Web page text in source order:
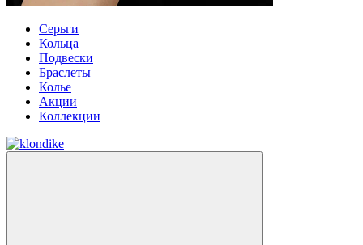
Серьги
Кольца
Подвески
Браслеты
Колье
Акции
Коллекции